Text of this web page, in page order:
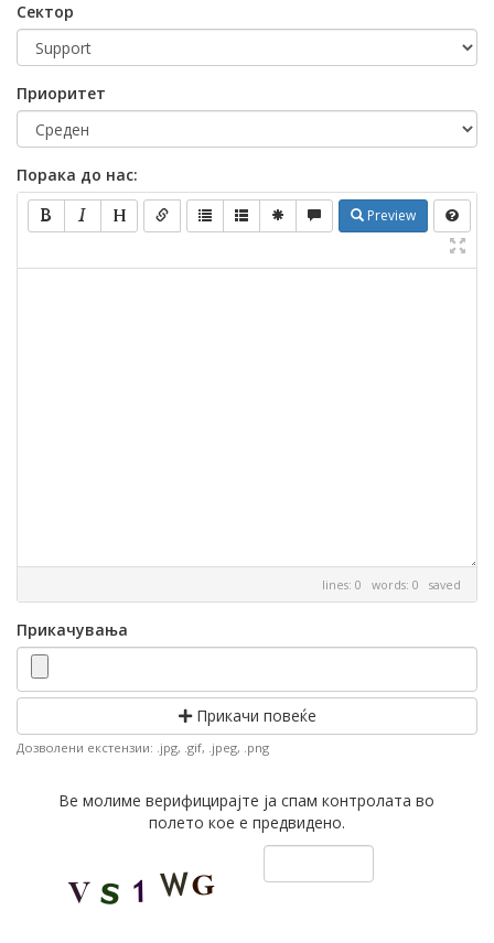
Сектор
Приоритет
Порака до нас:
Preview
lines: 0 words: 0 saved
Прикачувања
Прикачи повеќе
Дозволени екстензии: .jpg, .gif, .jpeg, .png
Ве молиме верифицирајте ја спам контролата во
полето кое е предвидено.